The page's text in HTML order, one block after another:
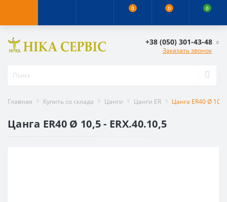
0 0 0
+38 (050) 301-43-48
Заказать звонок
Главная Купить со склада Цанги Цанги ER Цанга ER40 Ø 10,5
Цанга ER40 Ø 10,5 - ERX.40.10,5